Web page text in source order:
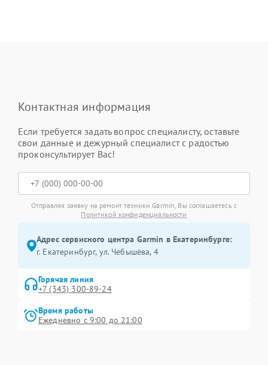
Контактная информация
Если требуется задать вопрос специалисту, оставьте
свои данные и дежурный специалист с радостью
проконсультирует Вас!
Отправляя заявку на ремонт техники Garmin, Вы соглашаетесь с
Политикой конфиденциальности
Адрес сервисного центра Garmin в Екатеринбурге:
г. Екатеринбург, ул. Чебышёва, 4
Горячая линия
+7 (343) 300-89-24
Время работы
Ежедневно с 9:00 до 21:00